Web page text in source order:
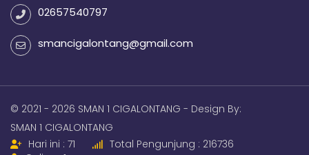
02657540797
smancigalontang@gmail.com
© 2021 - 2026 SMAN 1 CIGALONTANG - Design By:
SMAN 1 CIGALONTANG
Hari ini : 71
Total Pengunjung : 216736